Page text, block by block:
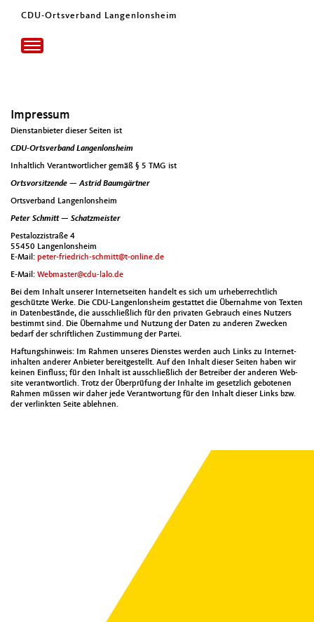
CDU-Ortsverband Langenlonsheim
Toggle
navigation
Impressum
Dien­stan­bi­eter dieser Seit­en ist
CDU-Ortsver­band Lan­gen­lon­sheim
Inhaltlich Ver­ant­wortlich­er gemäß § 5 TMG ist
Ortsvor­sitzende — Astrid Baumgärt­ner
Ortsver­band Lan­gen­lon­sheim
Peter Schmitt — Schatzmeis­ter
Pestalozzis­traße 4
55450 Lan­gen­lon­sheim
E‑Mail: peter-friedrich-schmitt@t‑online.de
E‑Mail: Webmaster@cdu-lalo.de
Bei dem Inhalt unser­er Inter­net­seit­en han­delt es sich um urhe­ber­rechtlich
geschützte Werke. Die CDU-Lan­gen­lon­sheim ges­tat­tet die Über­nahme von Tex­ten
in Datenbestände, die auss­chließlich für den pri­vat­en Gebrauch eines Nutzers
bes­timmt sind. Die Über­nahme und Nutzung der Dat­en zu anderen Zweck­en
bedarf der schriftlichen Zus­tim­mung der Partei.
Haf­tung­sh­in­weis: Im Rah­men unseres Dien­stes wer­den auch Links zu Inter­net­
inhal­ten ander­er Anbi­eter bere­it­gestellt. Auf den Inhalt dieser Seit­en haben wir
keinen Ein­fluss; für den Inhalt ist auss­chließlich der Betreiber der anderen Web­
site ver­ant­wortlich. Trotz der Über­prü­fung der Inhalte im geset­zlich gebote­nen
Rah­men müssen wir daher jede Ver­ant­wor­tung für den Inhalt dieser Links bzw.
der ver­link­ten Seite ablehnen.